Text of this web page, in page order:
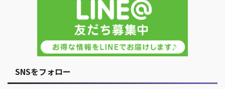
SNSをフォロー